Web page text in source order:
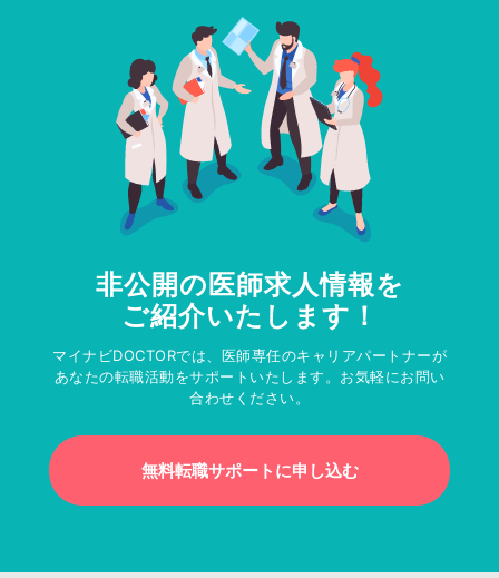
非公開の医師求人情報を
ご紹介いたします！
マイナビDOCTORでは、医師専任のキャリアパートナーが
あなたの転職活動をサポートいたします。お気軽にお問い
合わせください。
無料転職サポートに申し込む